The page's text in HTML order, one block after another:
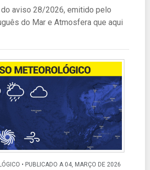
do aviso 28/2026, emitido pelo
do Mar e Atmosfera que aqui
• PUBLICADO A 04, MARÇO DE 2026